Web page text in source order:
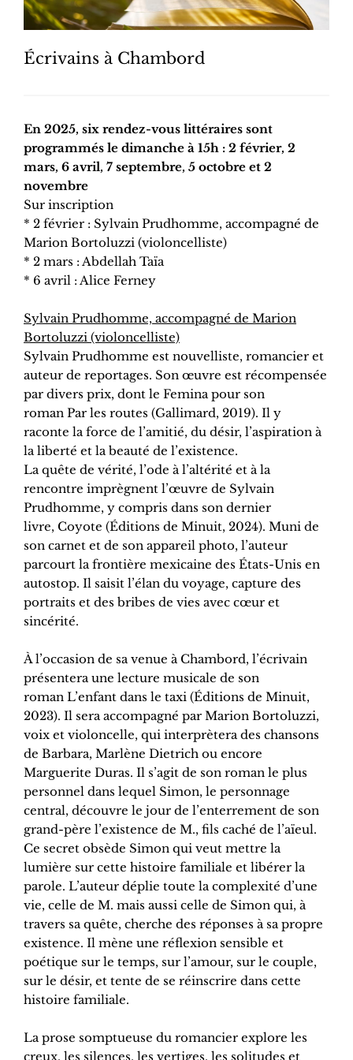
Écrivains à Chambord
En 2025, six rendez-vous littéraires sont
programmés le dimanche à 15h : 2 février, 2
mars, 6 avril, 7 septembre, 5 octobre et 2
novembre
Sur inscription
* 2 février : Sylvain Prudhomme, accompagné de
Marion Bortoluzzi (violoncelliste)
* 2 mars : Abdellah Taïa
* 6 avril : Alice Ferney
Sylvain Prudhomme, accompagné de Marion
Bortoluzzi (violoncelliste)
Sylvain Prudhomme est nouvelliste, romancier et
auteur de reportages. Son œuvre est récompensée
par divers prix, dont le Femina pour son
roman Par les routes (Gallimard, 2019). Il y
raconte la force de l’amitié, du désir, l’aspiration à
la liberté et la beauté de l’existence.
La quête de vérité, l’ode à l’altérité et à la
rencontre imprègnent l’œuvre de Sylvain
Prudhomme, y compris dans son dernier
livre, Coyote (Éditions de Minuit, 2024). Muni de
son carnet et de son appareil photo, l’auteur
parcourt la frontière mexicaine des États-Unis en
autostop. Il saisit l’élan du voyage, capture des
portraits et des bribes de vies avec cœur et
sincérité.
À l’occasion de sa venue à Chambord, l’écrivain
présentera une lecture musicale de son
roman L’enfant dans le taxi (Éditions de Minuit,
2023). Il sera accompagné par Marion Bortoluzzi,
voix et violoncelle, qui interprètera des chansons
de Barbara, Marlène Dietrich ou encore
Marguerite Duras. Il s’agit de son roman le plus
personnel dans lequel Simon, le personnage
central, découvre le jour de l’enterrement de son
grand-père l’existence de M., fils caché de l’aïeul.
Ce secret obsède Simon qui veut mettre la
lumière sur cette histoire familiale et libérer la
parole. L’auteur déplie toute la complexité d’une
vie, celle de M. mais aussi celle de Simon qui, à
travers sa quête, cherche des réponses à sa propre
existence. Il mène une réflexion sensible et
poétique sur le temps, sur l’amour, sur le couple,
sur le désir, et tente de se réinscrire dans cette
histoire familiale.
La prose somptueuse du romancier explore les
creux, les silences, les vertiges, les solitudes et